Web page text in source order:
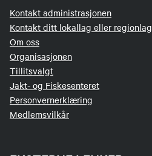
Kontakt administrasjonen
Kontakt ditt lokallag eller regionlag
Om oss
Organisasjonen
Tillitsvalgt
Jakt- og Fiskesenteret
Personvernerklæring
Medlemsvilkår